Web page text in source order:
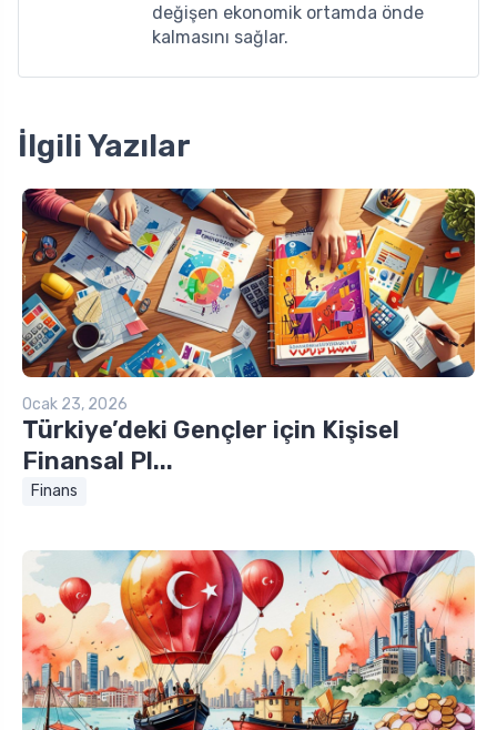
değişen ekonomik ortamda önde
kalmasını sağlar.
İlgili Yazılar
Ocak 23, 2026
Türkiye’deki Gençler için Kişisel
Finansal Pl...
Finans